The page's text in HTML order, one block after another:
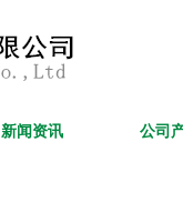
新闻资讯 公司